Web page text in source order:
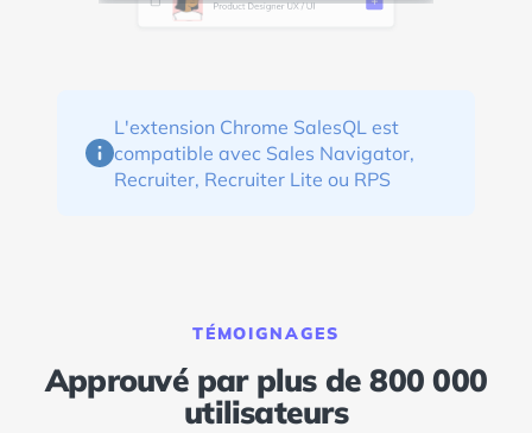
L'extension Chrome SalesQL est
compatible avec Sales Navigator,
Recruiter, Recruiter Lite ou RPS
TÉMOIGNAGES
Approuvé par plus de 800 000
utilisateurs